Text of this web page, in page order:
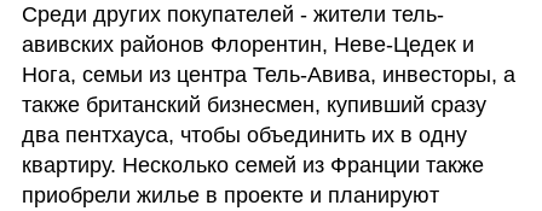
Среди других покупателей - жители тель-
авивских районов Флорентин, Неве-Цедек и
Нога, семьи из центра Тель-Авива, инвесторы, а
также британский бизнесмен, купивший сразу
два пентхауса, чтобы объединить их в одну
квартиру. Несколько семей из Франции также
приобрели жилье в проекте и планируют